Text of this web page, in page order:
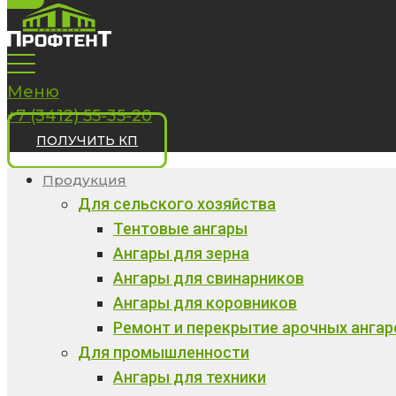
Меню
+7 (3412) 55-35-20
ПОЛУЧИТЬ КП
Продукция
Для сельского хозяйства
Тентовые ангары
Ангары для зерна
Ангары для свинарников
Ангары для коровников
Ремонт и перекрытие арочных
Для промышленности
Ангары для техники